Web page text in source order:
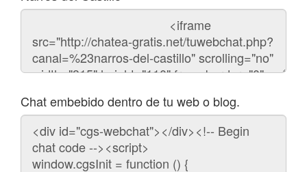
Código
chat
Chat embebido dentro de tu web o blog.
Código
para
embeber